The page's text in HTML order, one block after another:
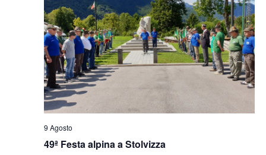
49ª Festa alpina a Stolvizza
9 Agosto